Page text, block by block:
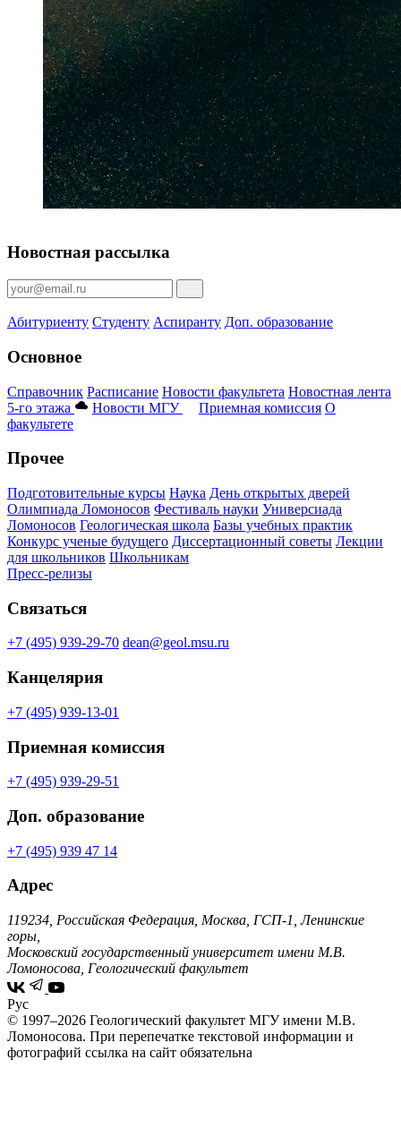
Новостная рассылка
Абитуриенту Студенту Аспиранту Доп. образование
Основное
Справочник Расписание Новости факультета Новостная лента
5-го этажа
Новости МГУ Приемная комиссия О
факультете
Прочее
Подготовительные курсы Наука День открытых дверей
Олимпиада Ломоносов Фестиваль науки Универсиада
Ломоносов Геологическая школа Базы учебных практик
Конкурс ученые будущего Диссертационный советы Лекции
для школьников Школьникам
Пресс-релизы
Связаться
+7 (495) 939-29-70 dean@geol.msu.ru
Канцелярия
+7 (495) 939-13-01
Приемная комиссия
+7 (495) 939-29-51
Доп. образование
+7 (495) 939 47 14
Адрес
119234, Российская Федерация, Москва, ГСП-1, Ленинские
горы,
Московский государственный университет имени М.В.
Ломоносова, Геологический факультет
Рус
© 1997–2026 Геологический факультет МГУ имени М.В.
Ломоносова. При перепечатке текстовой информации и
фотографий ссылка на сайт обязательна